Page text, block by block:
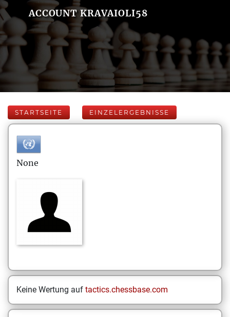
ACCOUNT KRAVAIOLI58
STARTSEITE EINZELERGEBNISSE
None
Keine Wertung auf tactics.chessbase.com